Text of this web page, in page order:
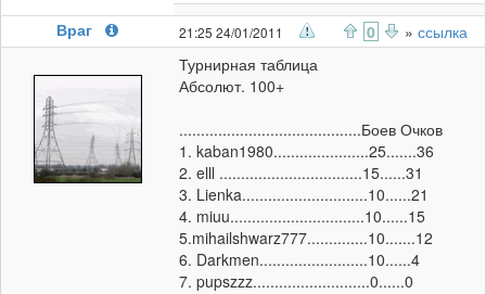
Враг
21:25 24/01/2011 0 » ссылка
Турнирная таблица
Абсолют. 100+
..........................................Боев Очков
1. kaban1980......................25.......36
2. elll .................................15......31
3. Lienka.............................10......21
4. miuu...............................10......15
5.mihailshwarz777..............10.......12
6. Darkmen.........................10......4
7. pupszzz...........................0......0